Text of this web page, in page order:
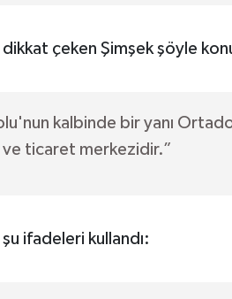
çeken Şimşek şöyle
kalbinde bir yanı
ve ticaret merkezidir.”
ifadeleri kullandı: